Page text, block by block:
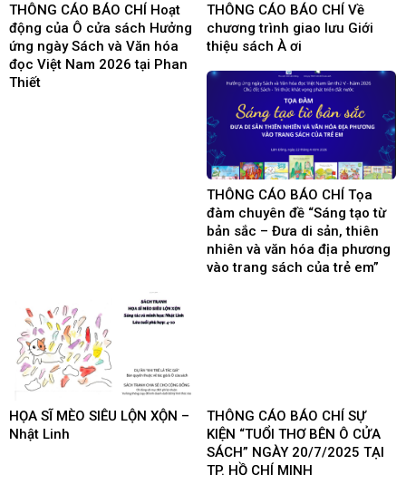
THÔNG CÁO BÁO CHÍ Hoạt
động của Ô cửa sách Hưởng
ứng ngày Sách và Văn hóa
đọc Việt Nam 2026 tại Phan
Thiết
THÔNG CÁO BÁO CHÍ Về
chương trình giao lưu Giới
thiệu sách À ơi
THÔNG CÁO BÁO CHÍ Tọa
đàm chuyên đề “Sáng tạo từ
bản sắc – Đưa di sản, thiên
nhiên và văn hóa địa phương
vào trang sách của trẻ em”
HỌA SĨ MÈO SIÊU LỘN XỘN –
Nhật Linh
THÔNG CÁO BÁO CHÍ SỰ
KIỆN “TUỔI THƠ BÊN Ô CỬA
SÁCH” NGÀY 20/7/2025 TẠI
TP. HỒ CHÍ MINH